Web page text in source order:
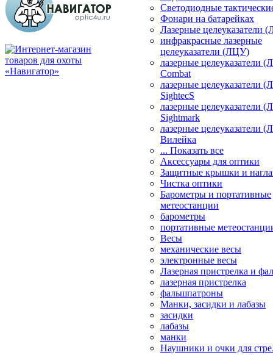
Светодиодные
Фонари на батарейках
Лазерные целеуказатели
инфракрасные лазерные
целеуказатели (ЛЦУ)
лазерные целеуказатели
Combat
лазерные целеуказатели
SightecS
лазерные целеуказатели
Sightmark
лазерные целеуказатели
Вилейка
... Показать все
Аксессуары для оптики
Защитные крышки и
Чистка оптики
Барометры и портативные
метеостанции
барометры
портативные
Весы
механические весы
электронные весы
Лазерная пристрелка и
лазерная пристрелка
фальшпатроны
Манки, засидки и лабазы
засидки
лабазы
манки
Наушники и очки для